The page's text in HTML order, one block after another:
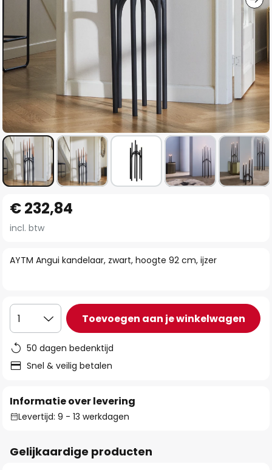
naar
het
van
gallerij
AYTM Angui kandelaar, zwart, hoogte 92 cm, ijzer
€ 232,84
incl. btw
1 Toevoegen aan je winkelwagen
50 dagen bedenktijd
Snel & veilig betalen
Informatie over levering
Levertijd: 9 - 13 werkdagen
Gelijkaardige producten